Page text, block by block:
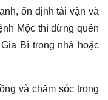
ổn định tài vận và
Mộc thì đừng quên
Bì trong nhà hoặc
và chăm sóc trong